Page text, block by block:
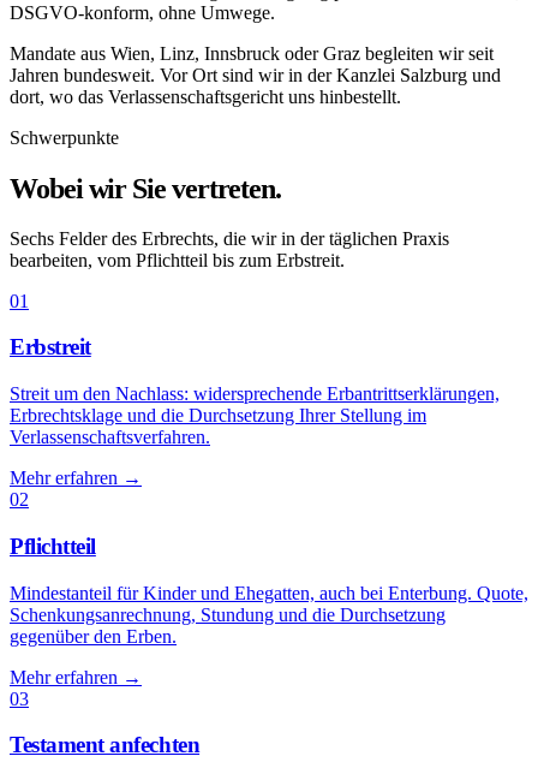
DSGVO-konform, ohne Umwege.
Mandate aus Wien, Linz, Innsbruck oder Graz begleiten wir seit
Jahren bundesweit. Vor Ort sind wir in der Kanzlei Salzburg und
dort, wo das Verlassenschaftsgericht uns hinbestellt.
Schwerpunkte
Wobei wir Sie vertreten.
Sechs Felder des Erbrechts, die wir in der täglichen Praxis
bearbeiten, vom Pflichtteil bis zum Erbstreit.
01
Erbstreit
Streit um den Nachlass: widersprechende Erbantrittserklärungen,
Erbrechtsklage und die Durchsetzung Ihrer Stellung im
Verlassenschaftsverfahren.
Mehr erfahren →
02
Pflichtteil
Mindestanteil für Kinder und Ehegatten, auch bei Enterbung. Quote,
Schenkungsanrechnung, Stundung und die Durchsetzung
gegenüber den Erben.
Mehr erfahren →
03
Testament anfechten